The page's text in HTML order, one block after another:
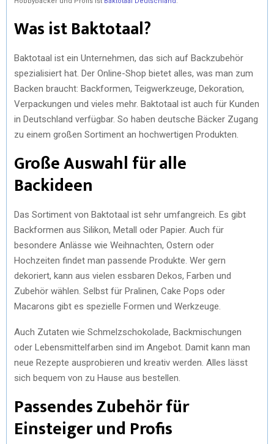
Was ist Baktotaal?
Baktotaal ist ein Unternehmen, das sich auf Backzubehör
spezialisiert hat. Der Online-Shop bietet alles, was man zum
Backen braucht: Backformen, Teigwerkzeuge, Dekoration,
Verpackungen und vieles mehr. Baktotaal ist auch für Kunden
in Deutschland verfügbar. So haben deutsche Bäcker Zugang
zu einem großen Sortiment an hochwertigen Produkten.
Große Auswahl für alle
Backideen
Das Sortiment von Baktotaal ist sehr umfangreich. Es gibt
Backformen aus Silikon, Metall oder Papier. Auch für
besondere Anlässe wie Weihnachten, Ostern oder
Hochzeiten findet man passende Produkte. Wer gern
dekoriert, kann aus vielen essbaren Dekos, Farben und
Zubehör wählen. Selbst für Pralinen, Cake Pops oder
Macarons gibt es spezielle Formen und Werkzeuge.
Auch Zutaten wie Schmelzschokolade, Backmischungen
oder Lebensmittelfarben sind im Angebot. Damit kann man
neue Rezepte ausprobieren und kreativ werden. Alles lässt
sich bequem von zu Hause aus bestellen.
Passendes Zubehör für
Einsteiger und Profis